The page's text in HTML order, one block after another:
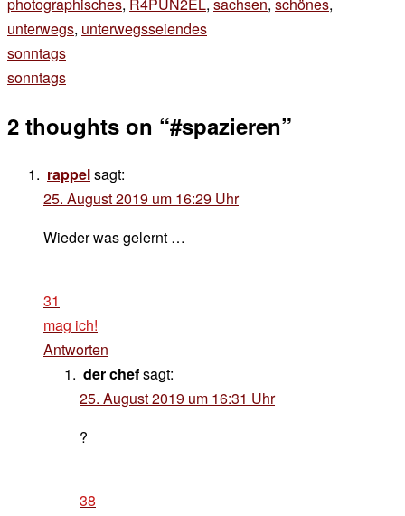
unterwegs, unterwegsseiendes
Beitragsnavigation
sonntags
sonntags
2 thoughts on “#spazieren”
rappelsagt:
25. August 2019 um 16:29 Uhr
Wieder was gelernt …
31
mag ich!
Antworten
der chefsagt:
25. August 2019 um 16:31 Uhr
?
38